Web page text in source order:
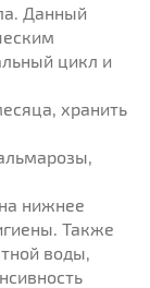
Данный
цикл и
хранить
нижнее
Также
воды,